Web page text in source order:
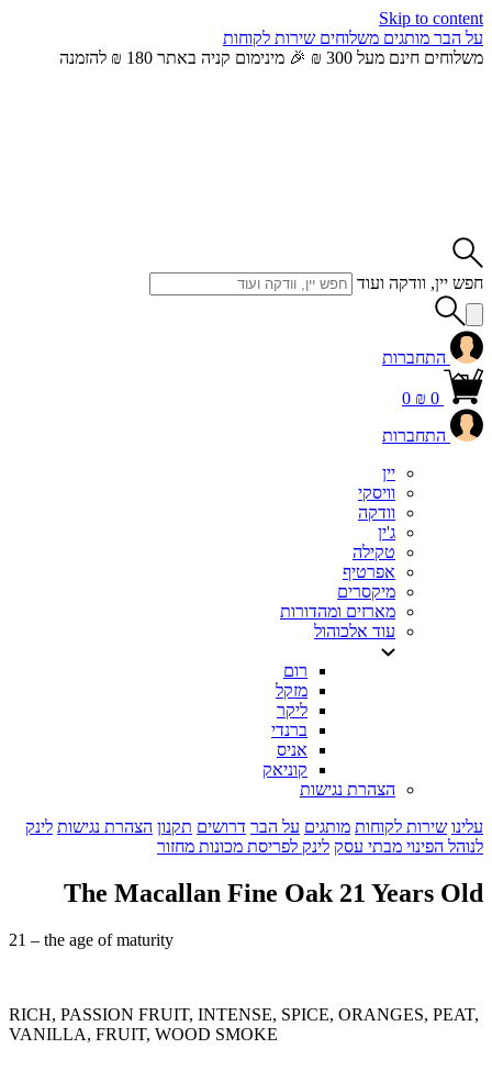
Skip to content
על הבר מותגים משלוחים שירות לקוחות
משלוחים חינם מעל 300 ₪ 🎉 מינימום קניה באתר 180 ₪ להזמנה
חפש יין, וודקה ועוד
התחברות
0
0 ₪
התחברות
יין
וויסקי
וודקה
ג'ין
טקילה
אפרטיף
מיקסרים
מארזים ומהדורות
עוד אלכוהול
רום
מזקל
ליקר
ברנדי
אניס
קוניאק
הצהרת נגישות
עלינו שירות לקוחות מותגים על הבר דרושים תקנון הצהרת נגישות לינק
לנוהל הפינוי מבתי עסק לינק לפריסת מכונות מחזור
The Macallan Fine Oak 21 Years Old
21 – the age of maturity
RICH, PASSION FRUIT, INTENSE, SPICE, ORANGES, PEAT,
VANILLA, FRUIT, WOOD SMOKE